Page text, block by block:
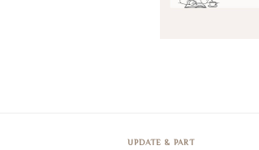
UPDATE & PART